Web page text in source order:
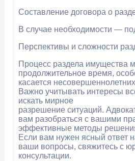
Составление договора о
В случае необходимости —
Перспективы и сложности
Процесс раздела имущества
продолжительное время,
касается
Важно учитывать интересы
искать мирное
разрешение ситуаций.
вам разобраться с вашими
эффективные методы
Если вам нужен ясный ответ
ваши вопросы, свяжитесь с
консультации.